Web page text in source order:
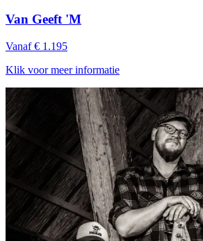
Van Geeft 'M
Vanaf € 1.195
Klik voor meer informatie